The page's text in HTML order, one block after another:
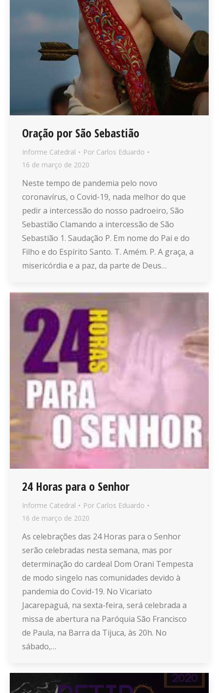
Oração por São Sebastião
Informe Catedral Por Carlos Eduardo
16 de março de 2020
Neste tempo de pandemia pelo novo
coronavírus, o Covid-19, nada melhor do que
pedir a intercessão do nosso padroeiro, São
Sebastião Clamando a intercessão de São
Sebastião 1. Saudação P. Em nome do Pai e do
Filho e do Espírito Santo. T. Amém. P. A graça, a
misericórdia e a paz, da parte de Deus…
24 Horas para o Senhor
Informe Catedral Por Carlos Eduardo
16 de março de 2020
As celebrações das 24 Horas para o Senhor
serão celebradas nesta semana, mas por
determinação do cardeal Dom Orani Tempesta
de modo singelo nas comunidades devido à
pandemia do Covid-19. No Vicariato
Jacarepaguá, na sexta-feira, será celebrada a
missa de abertura na Paróquia São Francisco
de Paula, na Barra da Tijuca, às 20h. No
sábado,…